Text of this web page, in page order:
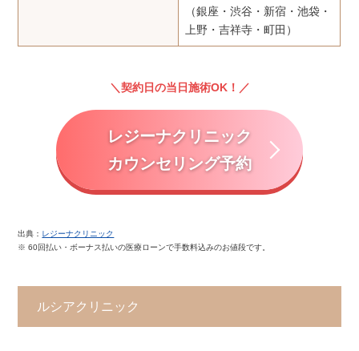
（銀座・渋谷・新宿・池袋・
上野・吉祥寺・町田）
契約日の当日施術OK！
レジーナクリニック
カウンセリング予約
出典： レジーナクリニック
※ 60回払い・ボーナス払いの医療ローンで手数料込みのお値段です。
ルシアクリニック